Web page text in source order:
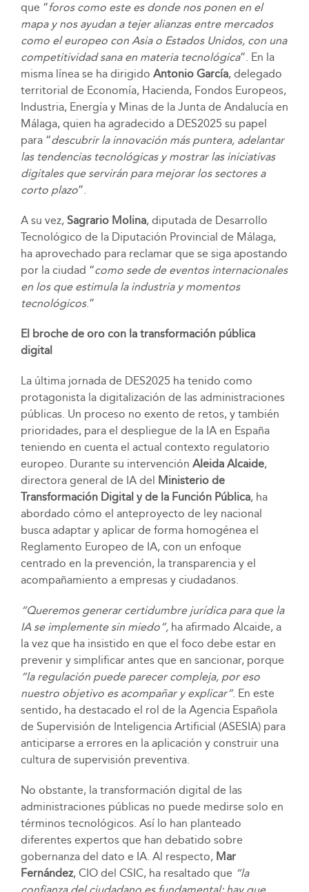
que “foros como este es donde nos ponen en el
mapa y nos ayudan a tejer alianzas entre mercados
como el europeo con Asia o Estados Unidos, con una
competitividad sana en materia tecnológica”. En la
misma línea se ha dirigido Antonio García, delegado
territorial de Economía, Hacienda, Fondos Europeos,
Industria, Energía y Minas de la Junta de Andalucía en
Málaga, quien ha agradecido a DES2025 su papel
para “descubrir la innovación más puntera, adelantar
las tendencias tecnológicas y mostrar las iniciativas
digitales que servirán para mejorar los sectores a
corto plazo”.
A su vez, Sagrario Molina, diputada de Desarrollo
Tecnológico de la Diputación Provincial de Málaga,
ha aprovechado para reclamar que se siga apostando
por la ciudad “como sede de eventos internacionales
en los que estimula la industria y momentos
tecnológicos.”
El broche de oro con la transformación pública
digital
La última jornada de DES2025 ha tenido como
protagonista la digitalización de las administraciones
públicas. Un proceso no exento de retos, y también
prioridades, para el despliegue de la IA en España
teniendo en cuenta el actual contexto regulatorio
europeo. Durante su intervención Aleida Alcaide,
directora general de IA del Ministerio de
Transformación Digital y de la Función Pública, ha
abordado cómo el anteproyecto de ley nacional
busca adaptar y aplicar de forma homogénea el
Reglamento Europeo de IA, con un enfoque
centrado en la prevención, la transparencia y el
acompañamiento a empresas y ciudadanos.
“Queremos generar certidumbre jurídica para que la
IA se implemente sin miedo”,ha afirmado Alcaide, a
la vez que ha insistido en que el foco debe estar en
prevenir y simplificar antes que en sancionar, porque
“la regulación puede parecer compleja, por eso
nuestro objetivo es acompañar y explicar”. En este
sentido, ha destacado el rol de la Agencia Española
de Supervisión de Inteligencia Artificial (ASESIA) para
anticiparse a errores en la aplicación y construir una
cultura de supervisión preventiva.
No obstante, la transformación digital de las
administraciones públicas no puede medirse solo en
términos tecnológicos. Así lo han planteado
diferentes expertos que han debatido sobre
gobernanza del dato e IA. Al respecto, Mar
Fernández, CIO del CSIC, ha resaltado que “la